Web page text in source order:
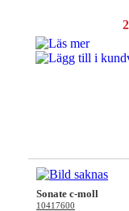
Sonate c-moll
10417600